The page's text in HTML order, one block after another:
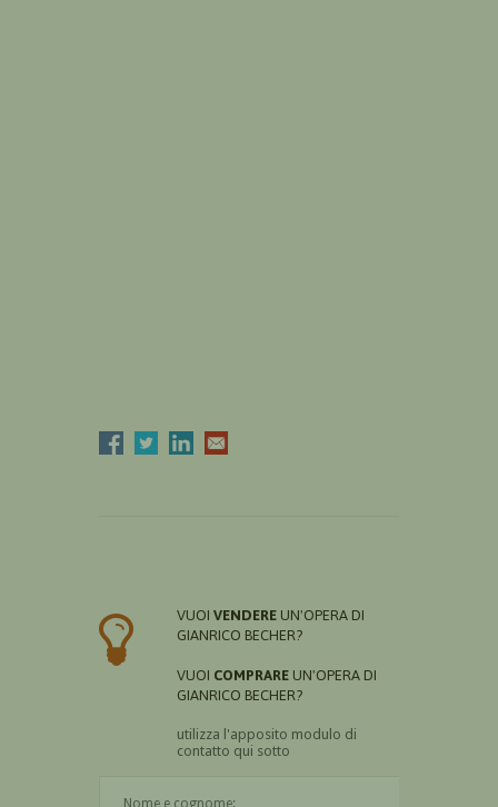
VUOI VENDERE UN'OPERA DI
GIANRICO BECHER?
VUOI COMPRARE UN'OPERA DI
GIANRICO BECHER?
utilizza l'apposito modulo di
contatto qui sotto